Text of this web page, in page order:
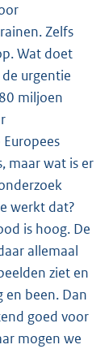
Zelfs
Wat doet
urgentie
miljoen
maar wat is er
werkt dat?
is hoog. De
allemaal
ziet en
en been. Dan
goed voor
mogen we